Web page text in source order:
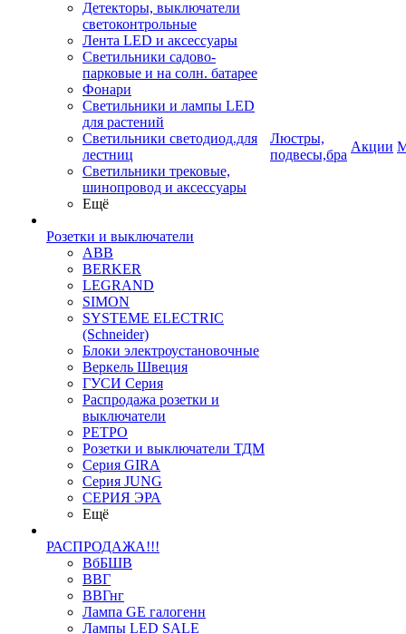
Детекторы, выключатели
светоконтрольные
Лента LED и аксессуары
Светильники садово-
парковые и на солн. батарее
Фонари
Светильники и лампы LED
для растений
Светильники светодиод.для
лестниц
Светильники трековые,
шинопровод и аксессуары
Ещё
Розетки и выключатели
ABB
BERKER
LEGRAND
SIMON
SYSTEME ELECTRIC
(Schneider)
Блоки электроустановочные
Веркель Швеция
ГУСИ Серия
Распродажа розетки и
выключатели
РЕТРО
Розетки и выключатели ТДМ
Серия GIRA
Серия JUNG
СЕРИЯ ЭРА
Ещё
РАСПРОДАЖА!!!
ВбБШВ
ВВГ
ВВГнг
Лампа GE галогенн
Лампы LED SALE
Люстры,
подвесы,бра
Акции